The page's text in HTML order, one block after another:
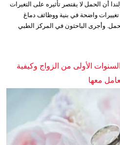
أن الحمل لا يقتصر تأثيره على التغيرات
واضحة في بنية ووظائف دماغ
وأجرى الباحثون في المركز الطبي
الأولى من الزواج وكيفية
معها